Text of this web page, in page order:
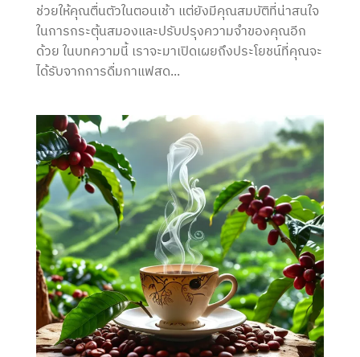
ช่วยให้คุณตื่นตัวในตอนเช้า แต่ยังมีคุณสมบัติที่น่าสนใจ
ในการกระตุ้นสมองและปรับปรุงความจำของคุณอีก
ด้วย ในบทความนี้ เราจะมาเปิดเผยถึงประโยชน์ที่คุณจะ
ได้รับจากการดื่มกาแฟสด...